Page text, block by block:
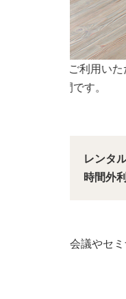
専門店ななほしのオリ
などもご利用いただけ
レンタ
時間外
会議やセ